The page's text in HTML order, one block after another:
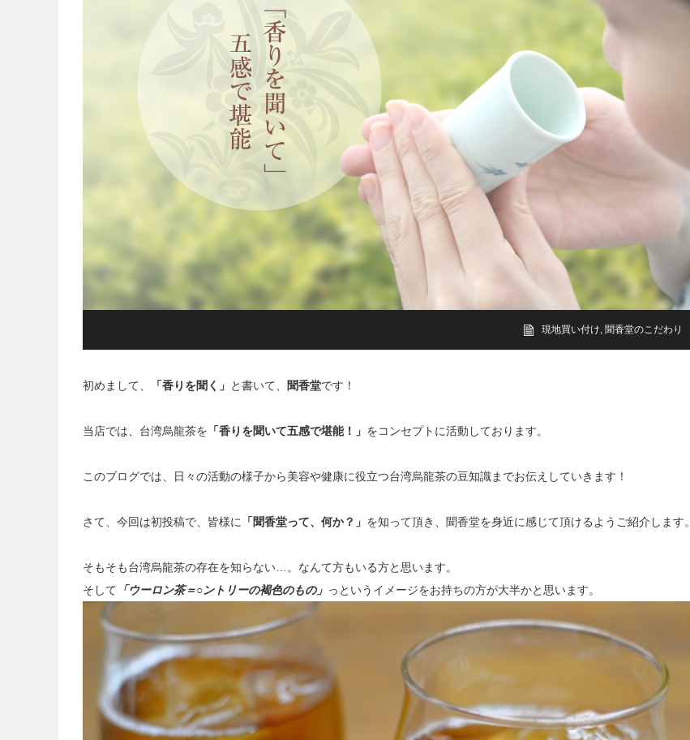
現地買い付け, 聞香堂のこだわり
初めまして、 「香りを聞く」 と書いて、 聞香堂です！
当店では、台湾烏龍茶を 「香りを聞いて五感で堪能！」 をコンセプトに活動しております。
このブログでは、日々の活動の様子から美容や健康に役立つ台湾烏龍茶の豆知識までお伝えしていきます！
さて、今回は初投稿で、皆様に 「聞香堂って、何か？」 を知って頂き、聞香堂を身近に感じて頂けるようご紹介します。
そもそも台湾烏龍茶の存在を知らない…。なんて方もいる方と思います。
そして 「ウーロン茶＝○ントリーの褐色のもの」 っというイメージをお持ちの方が大半かと思います。